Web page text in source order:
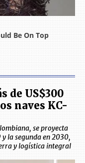
de US$300
naves KC-
se proyecta
la segunda en 2030,
y logística integral